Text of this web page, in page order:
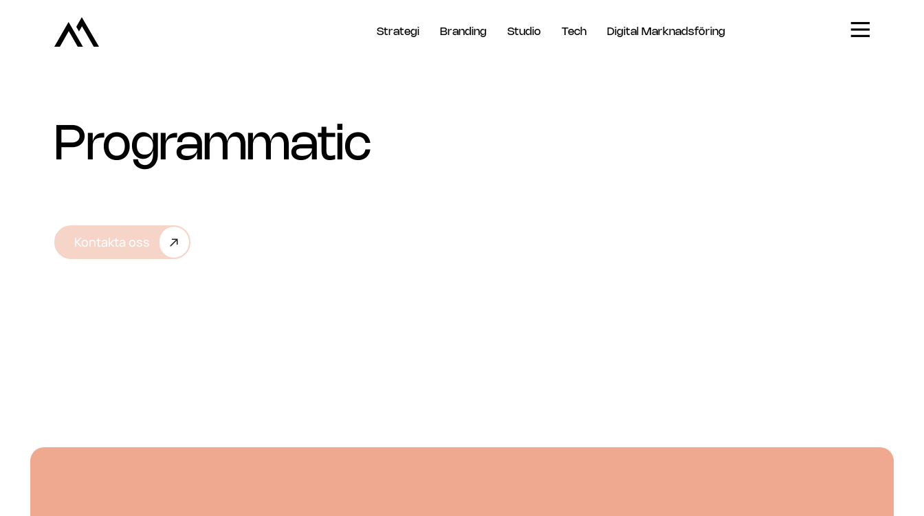
Strategi Branding Studio Tech Digital Marknadsföring
Programmatic
Kontakta oss